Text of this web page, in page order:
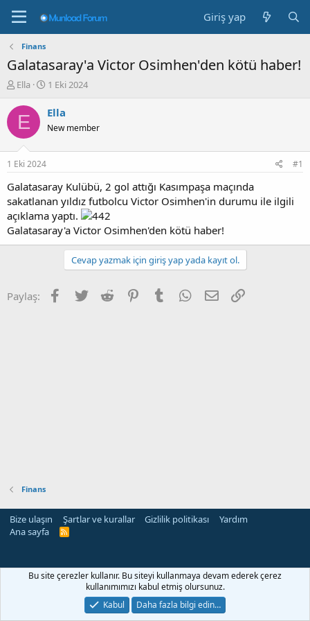
Giriş yap
Finans
Galatasaray'a Victor Osimhen'den kötü haber!
K
n
b
u
u
b
a
ş
l
a
t
a
Ella
B
ş
a
ç
a
r
i
h
1 Eki 2024
E Ella
New member
1 Eki 2024 #1
Galatasaray Kulübü, 2 gol attığı Kasımpaşa maçında
sakatlanan yıldız futbolcu Victor Osimhen'in durumu ile ilgili
açıklama yaptı.
Galatasaray'a Victor Osimhen'den kötü haber!
Cevap yazmak için giriş yap yada kayıt ol.
Paylaş: Facebook
Twitter Reddit PinterestTumblr WhatsApp
E-posta
Finans
Bize ulaşın Şartlar ve kurallar Gizlilik politikası
Yardım
Ana sayfa
R
Bu site çerezler kullanır. Bu siteyi kullanmaya devam ederek çerez
kullanımımızı kabul etmiş olursunuz.
Kabul
Daha fazla bilgi edin…